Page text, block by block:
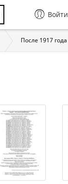
Войти
После 1917 года